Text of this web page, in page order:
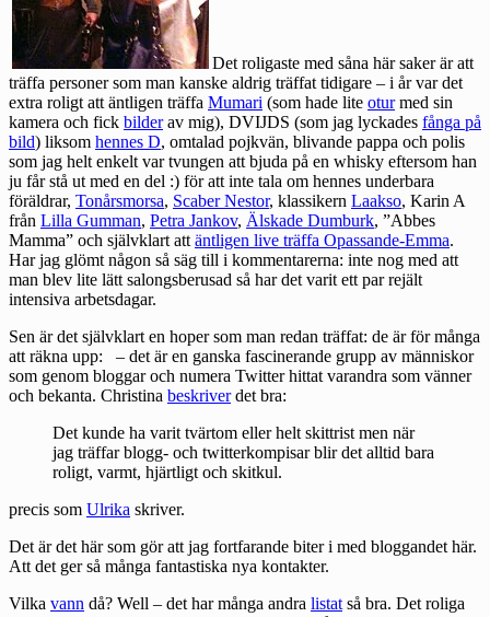
Det roligaste med såna här saker är att
träffa personer som man kanske aldrig träffat tidigare – i år var det
extra roligt att äntligen träffa Mumari (som hade lite oturmed sin
kamera och fick bilderav mig), DVIJDS (som jag lyckades fånga på
bild) liksom hennes D, omtalad pojkvän, blivande pappa och polis
som jag helt enkelt var tvungen att bjuda på en whisky eftersom han
ju får stå ut med en del :) för att inte tala om hennes underbara
föräldrar, Tonårsmorsa, Scaber Nestor, klassikern Laakso, Karin A
från Lilla Gumman, Petra Jankov, Älskade Dumburk, ”Abbes
Mamma” och självklart attäntligen live träffa Opassande-Emma.
Har jag glömt någon så säg till i kommentarerna: inte nog med att
man blev lite lätt salongsberusad så har det varit ett par rejält
intensiva arbetsdagar.
Sen är det självklart en hoper som man redan träffat: de är för många
att räkna upp: – det är en ganska fascinerande grupp av människor
som genom bloggar och numera Twitter hittat varandra som vänner
och bekanta. Christina beskriverdet bra:
Det kunde ha varit tvärtom eller helt skittrist men när
jag träffar blogg- och twitterkompisar blir det alltid bara
roligt, varmt, hjärtligt och skitkul.
precis som Ulrika skriver.
Det är det här som gör att jag fortfarande biter i med bloggandet här.
Att det ger så många fantastiska nya kontakter.
Vilka vann då? Well – det har många andra listatså bra. Det roliga